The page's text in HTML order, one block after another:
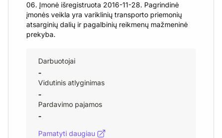
06. Įmonė išregistruota 2016-11-28. Pagrindinė
įmonės veikla yra variklinių transporto priemonių
atsarginių dalių ir pagalbinių reikmenų mažmeninė
prekyba.
Darbuotojai
-
Vidutinis atlyginimas
-
Pardavimo pajamos
-
Pamatyti daugiau